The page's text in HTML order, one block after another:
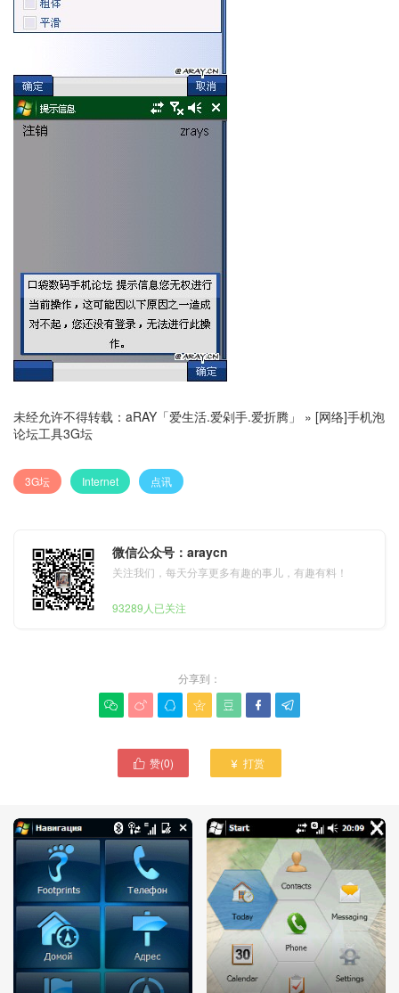
未经允许不得转载： aRAY「爱生活.爱剁手.爱折腾」 » [网络]手机泡
论坛工具3G坛
3G坛 Internet 点讯
微信公众号：araycn
关注我们，每天分享更多有趣的事儿，有趣有料！
93289人已关注
分享到：
      
 赞(0)  打赏